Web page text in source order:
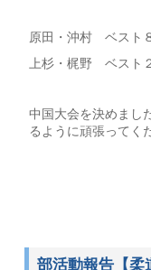
原田・沖村 ベスト
上杉・梶野 ベスト
中国大会を決めまし
るように頑張ってく
部活動報告【柔